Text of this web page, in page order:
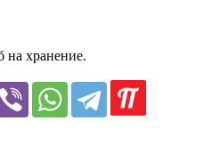
на хранение.